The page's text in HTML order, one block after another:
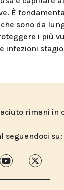
È
sono da
i più
infezioni
rimani in
seguendoci su: